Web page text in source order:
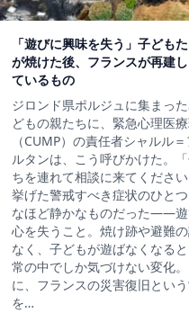
「遊びに興味を失う」子ど
が焼けた後、フランスが再建
ているもの
ジロンド県ポルジュに集まっ
どもの親たちに、緊急心理医
（CUMP）の責任者シャルル
ルタンは、こう呼びかけた。
ちを連れて相談に来てくださ
挙げた警戒すべき症状のひと
なほど静かなものだった――遊
心を失うこと。焼け跡や避難
なく、子どもが遊ばなくなる
常の中でしか気づけない変化
に、フランスの災害復旧とい
を…